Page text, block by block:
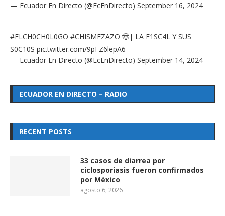
— Ecuador En Directo (@EcEnDirecto) September 16, 2024
#ELCH0CH0L0GO #CHISMEZAZO 🤠| LA F1SC4L Y SUS
S0C10S pic.twitter.com/9pFZ6lepA6
— Ecuador En Directo (@EcEnDirecto) September 14, 2024
ECUADOR EN DIRECTO – RADIO
RECENT POSTS
33 casos de diarrea por
ciclosporiasis fueron confirmados
por México
agosto 6, 2026